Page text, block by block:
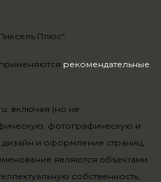
рекомендательные
включая (но не
фотографическую и
и оформление страниц,
являются объектами
собственность,
Плюс"